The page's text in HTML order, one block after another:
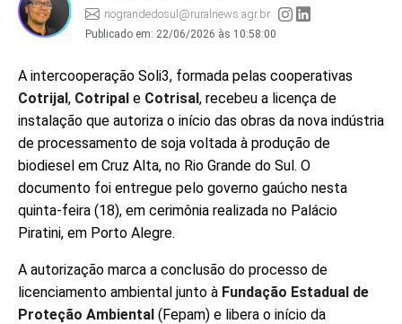
riograndedosul@ruralnews.agr.br
Publicado em: 22/06/2026 às 10:58:00
A intercooperação Soli3, formada pelas cooperativas
Cotrijal, Cotripal e Cotrisal, recebeu a licença de
instalação que autoriza o início das obras da nova indústria
de processamento de soja voltada à produção de
biodiesel em Cruz Alta, no Rio Grande do Sul. O
documento foi entregue pelo governo gaúcho nesta
quinta-feira (18), em cerimônia realizada no Palácio
Piratini, em Porto Alegre.
A autorização marca a conclusão do processo de
licenciamento ambiental junto à Fundação Estadual de
Proteção Ambiental (Fepam) e libera o início da